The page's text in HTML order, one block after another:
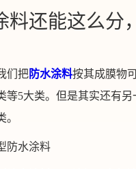
料还能这么分
们把防水涂料按其成膜物
等5大类。但是其实还有
。
防水涂料